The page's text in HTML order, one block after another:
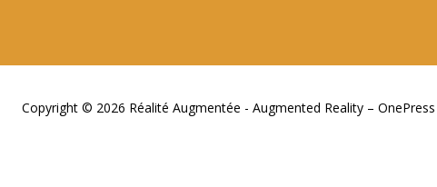
Copyright © 2026 Réalité Augmentée - Augmented Reality – OnePress